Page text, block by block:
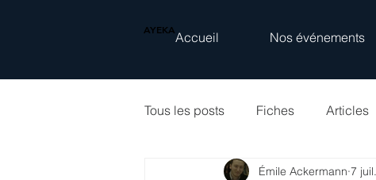
AYEKAAccueil Nos événements
Tous les posts Fiches Articles
Émile Ackermann 7